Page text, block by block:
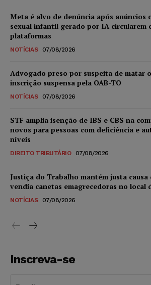
Meta é alvo de denúncia após anúncios
sexual infantil gerado por IA circularem
plataformas
NOTÍCIAS 07/08/2026
Advogado preso por suspeita de matar
inscrição suspensa pela OAB-TO
NOTÍCIAS 07/08/2026
STF amplia isenção de IBS e CBS na
novos para pessoas com deficiência e
níveis
DIREITO TRIBUTÁRIO 07/08/2026
Justiça do Trabalho mantém justa
vendia canetas emagrecedoras no local
NOTÍCIAS 07/08/2026
Inscreva-se